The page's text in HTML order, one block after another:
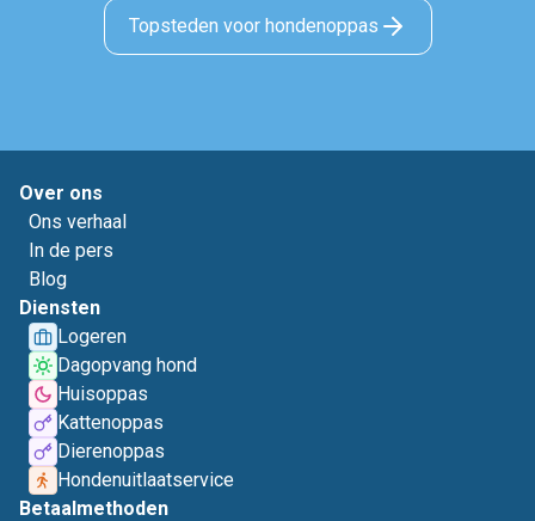
Topsteden voor hondenoppas
Over ons
Ons verhaal
In de pers
Blog
Diensten
Logeren
Dagopvang hond
Huisoppas
Kattenoppas
Dierenoppas
Hondenuitlaatservice
Betaalmethoden